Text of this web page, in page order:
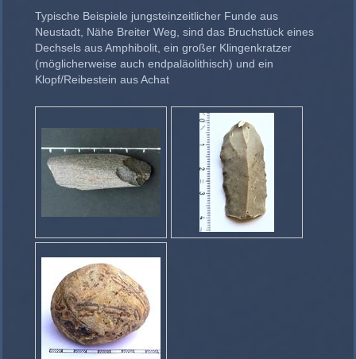
Typische Beispiele jungsteinzeitlicher Funde aus
Neustadt, Nähe Breiter Weg, sind das Bruchstück eines
Dechsels aus Amphibolit, ein großer Klingenkratzer
(möglicherweise auch endpaläolithisch) und ein
Klopf/Reibestein aus Achat